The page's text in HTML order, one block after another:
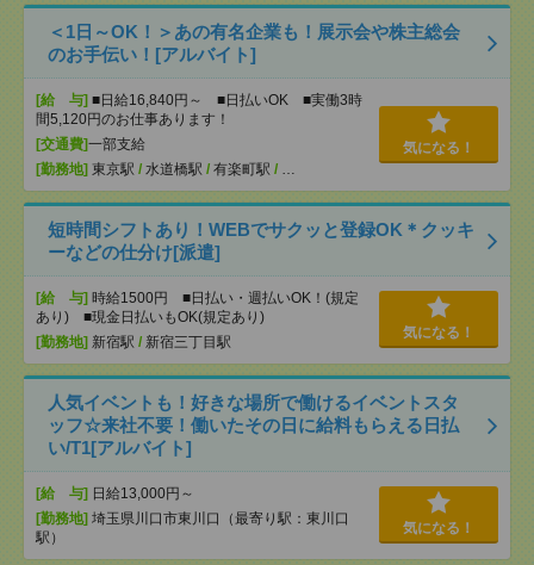
＜1日～OK！＞あの有名企業も！展示会や株主総会
のお手伝い！[アルバイト]
[給 与] ■日給16,840円～ ■日払いOK ■実働3時
間5,120円のお仕事あります！
[交通費]一部支給
[勤務地] 東京駅 / 水道橋駅 / 有楽町駅 / …
気になる！
短時間シフトあり！WEBでサクッと登録OK＊クッキ
ーなどの仕分け[派遣]
[給 与] 時給1500円 ■日払い・週払いOK！(規定
あり) ■現金日払いもOK(規定あり)
[勤務地] 新宿駅 / 新宿三丁目駅
気になる！
人気イベントも！好きな場所で働けるイベントスタ
ッフ☆来社不要！働いたその日に給料もらえる日払
い/T1[アルバイト]
[給 与] 日給13,000円～
[勤務地] 埼玉県川口市東川口（最寄り駅：東川口
駅）
気になる！